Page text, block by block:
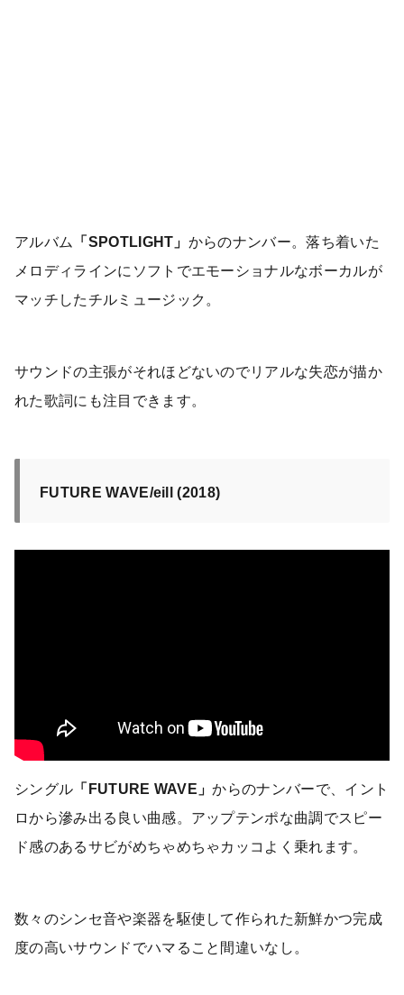
アルバム 「SPOTLIGHT」 からのナンバー。落ち着いた
メロディラインにソフトでエモーショナルなボーカルが
マッチしたチルミュージック。
サウンドの主張がそれほどないのでリアルな失恋が描か
れた歌詞にも注目できます。
FUTURE WAVE/eill (2018)
シングル 「FUTURE WAVE」からのナンバーで、イント
ロから滲み出る良い曲感。アップテンポな曲調でスピー
ド感のあるサビがめちゃめちゃカッコよく乗れます。
数々のシンセ音や楽器を駆使して作られた新鮮かつ完成
度の高いサウンドでハマること間違いなし。